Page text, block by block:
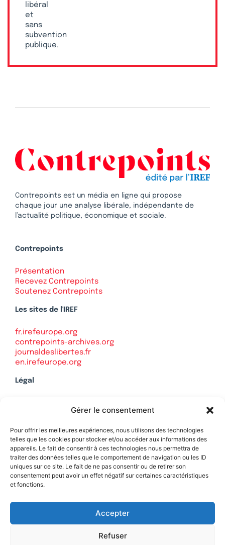
Gérer le consentement
Pour offrir les meilleures expériences, nous utilisons des technologies
telles que les cookies pour stocker et/ou accéder aux informations des
appareils. Le fait de consentir à ces technologies nous permettra de
traiter des données telles que le comportement de navigation ou les ID
uniques sur ce site. Le fait de ne pas consentir ou de retirer son
consentement peut avoir un effet négatif sur certaines caractéristiques
et fonctions.
Accepter
Refuser
libéral
et
sans
subvention
publique.
Contrepoints est un média en ligne qui propose
chaque jour une analyse libérale, indépendante de
l’actualité politique, économique et sociale.
Contrepoints
Présentation
Recevez Contrepoints
Soutenez Contrepoints
Les sites de l'IREF
fr.irefeurope.org
contrepoints-archives.org
journaldeslibertes.fr
en.irefeurope.org
Légal
Politique de confidentialité
Contact
Soutenez Contrepoints